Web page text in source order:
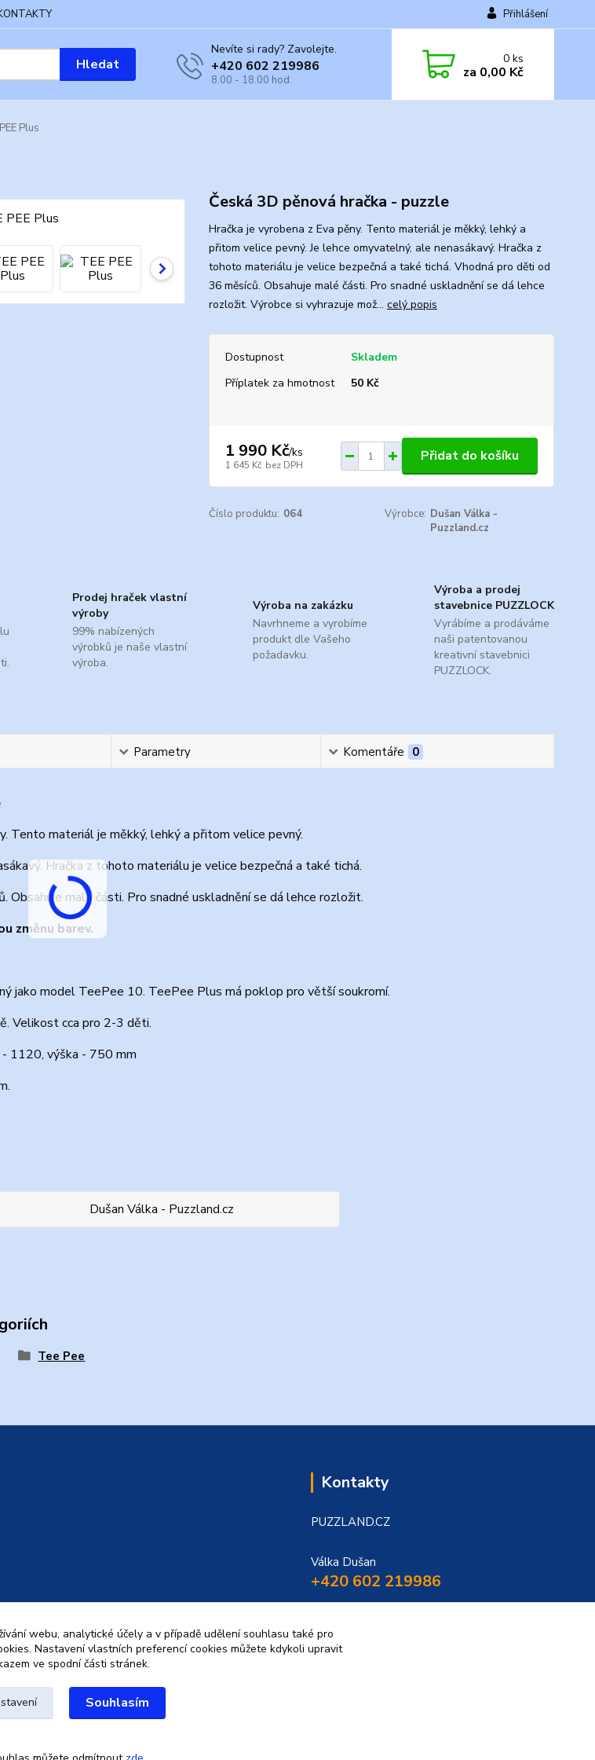
Přihlášení
Hledat
Nevíte si rady? Zavolejte.
+420 602 219986
8.00 - 18.00 hod.
0ks
za 0,00 Kč
Plus
Česká 3D pěnová hračka - puzzle
Hračka je vyrobena z Eva pěny. Tento materiál je měkký, lehký a
přitom velice pevný. Je lehce omyvatelný, ale nenasákavý. Hračka z
tohoto materiálu je velice bezpečná a také tichá. Vhodná pro děti od
36 měsíců. Obsahuje malé části. Pro snadné uskladnění se dá lehce
rozložit. Výrobce si vyhrazuje mož... celý popis
Dostupnost
Skladem
Příplatek za hmotnost
50 Kč
1 990 Kč/ks
1 645 Kč bez DPH
Přidat do košíku
Číslo produktu: 064 Výrobce: Dušan Válka -
Puzzland.cz
Prodej hraček vlastní
výroby
99% nabízených
výrobků je naše vlastní
výroba.
Výroba na zakázku
Navrhneme a vyrobíme
produkt dle Vašeho
požadavku.
Výroba a prodej
stavebnice PUZZLOCK
Vyrábíme a prodáváme
naši patentovanou
kreativní stavebnici
PUZZLOCK.
Parametry Komentáře 0
Tento materiál je měkký, lehký a přitom velice pevný.
Hračka z tohoto materiálu je velice bezpečná a také tichá.
Obsahuje malé části. Pro snadné uskladnění se dá lehce rozložit.
změnu barev.
jako model TeePee 10. TeePee Plus má poklop pro větší soukromí.
Velikost cca pro 2-3 děti.
1120, výška - 750 mm
Dušan Válka - Puzzland.cz
Tee Pee
Kontakty
PUZZLAND.CZ
Válka Dušan
+420 602 219986
webu, analytické účely a v případě udělení souhlasu také pro
Nastavení vlastních preferencí cookies můžete kdykoli upravit
ve spodní části stránek.
Souhlasím